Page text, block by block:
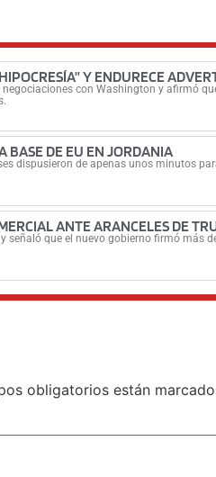
Y ENDURECE
con Washington y afirmó
BASE DE EU EN JORDANIA
dispusieron de apenas unos minutos
ANTE ARANCELES DE
que el nuevo gobierno firmó más
obligatorios están